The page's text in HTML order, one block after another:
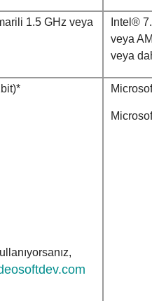
1.5 GHz veya
Intel®
veya
veya